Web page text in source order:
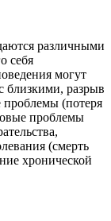
различными
себя
могут
близкими, разрыв
(потеря
проблемы
(смерть
хронической